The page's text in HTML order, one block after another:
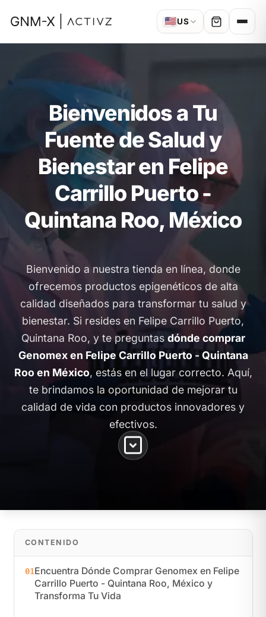
🇺🇸US
Bienvenidos a Tu
Fuente de Salud y
Bienestar en Felipe
Carrillo Puerto -
Quintana Roo, México
Bienvenido a nuestra tienda en línea, donde
ofrecemos productos epigenéticos de alta
calidad diseñados para transformar tu salud y
bienestar. Si resides en Felipe Carrillo Puerto,
Quintana Roo, y te preguntas dónde comprar
Genomex en Felipe Carrillo Puerto - Quintana
Roo en México, estás en el lugar correcto. Aquí,
te brindamos la oportunidad de mejorar tu
calidad de vida con productos innovadores y
efectivos.
CONTENIDO
01Encuentra Dónde Comprar Genomex en Felipe
Carrillo Puerto - Quintana Roo, México y
Transforma Tu Vida